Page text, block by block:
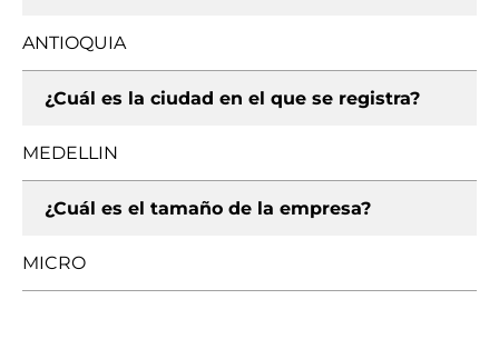
ANTIOQUIA
¿Cuál es la ciudad en el que se registra?
MEDELLIN
¿Cuál es el tamaño de la empresa?
MICRO